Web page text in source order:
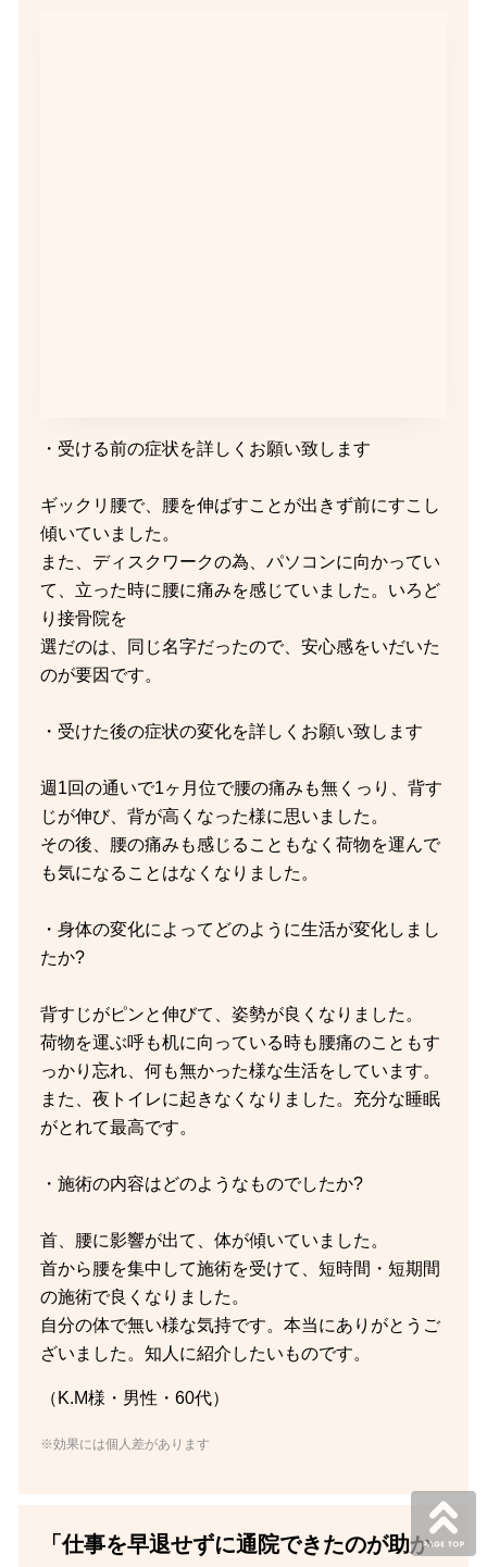
・受ける前の症状を詳しくお願い致します
ギックリ腰で、腰を伸ばすことが出きず前にすこし
傾いていました。
また、ディスクワークの為、パソコンに向かってい
て、立った時に腰に痛みを感じていました。いろど
り接骨院を
選だのは、同じ名字だったので、安心感をいだいた
のが要因です。
・受けた後の症状の変化を詳しくお願い致します
週1回の通いで1ヶ月位で腰の痛みも無くっり、背す
じが伸び、背が高くなった様に思いました。
その後、腰の痛みも感じることもなく荷物を運んで
も気になることはなくなりました。
・身体の変化によってどのように生活が変化しまし
たか?
背すじがピンと伸びて、姿勢が良くなりました。
荷物を運ぶ呼も机に向っている時も腰痛のこともす
っかり忘れ、何も無かった様な生活をしています。
また、夜トイレに起きなくなりました。充分な睡眠
がとれて最高です。
・施術の内容はどのようなものでしたか?
首、腰に影響が出て、体が傾いていました。
首から腰を集中して施術を受けて、短時間・短期間
の施術で良くなりました。
自分の体で無い様な気持です。本当にありがとうご
ざいました。知人に紹介したいものです。
（K.M様・男性・60代）
※効果には個人差があります
「仕事を早退せずに通院できたのが助か